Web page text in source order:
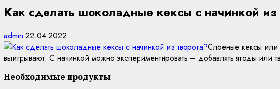
Как сделать шоколадные кексы с начинкой из
admin 22.04.2022
Слоеные кексы или
выигрывают. С начинкой можно экспериментировать – добавлять ягоды или
Необходимые продукты